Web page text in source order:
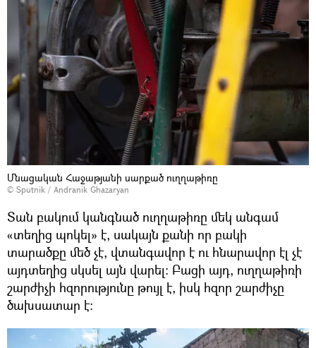
Մնացական Հաջաթյանի սարքած ուղղաթիռը
© Sputnik / Andranik Ghazaryan
Տան բակում կանգնած ուղղաթիռը մեկ անգամ
«տեղից պոկել» է, սակայն քանի որ բակի
տարածքը մեծ չէ, վտանգավոր է ու հնարավոր էլ չէ
այդտեղից սկսել այն վարել։ Բացի այդ, ուղղաթիռի
շարժիչի հզորությունը թույլ է, իսկ հզոր շարժիչը
ծախսատար է։